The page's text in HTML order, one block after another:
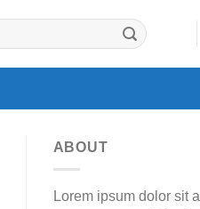
ABOUT
Lorem ipsum dolor sit